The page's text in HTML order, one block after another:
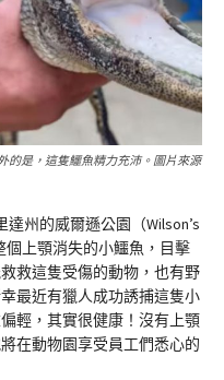
的是，這隻鱷魚精力充沛。圖片來源
州的威爾遜公園（Wilson’s
個上顎消失的小鱷魚，目擊
救這隻受傷的動物，也有野
最近有獵人成功誘捕這隻小
輕，其實很健康！沒有上顎
在動物園享受員工們悉心的